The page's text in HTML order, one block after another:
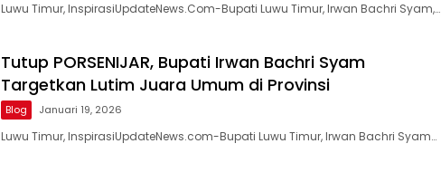
Luwu Timur, InspirasiUpdateNews.Com-Bupati Luwu Timur, Irwan Bachri Syam,…
Tutup PORSENIJAR, Bupati Irwan Bachri Syam
Targetkan Lutim Juara Umum di Provinsi
Blog Januari 19, 2026
Luwu Timur, InspirasiUpdateNews.com-Bupati Luwu Timur, Irwan Bachri Syam…